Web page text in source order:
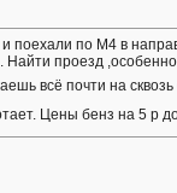
поехали по М4 в
Найти проезд
всё почти на
Цены бенз на 5 р